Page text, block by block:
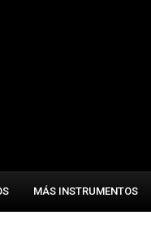
MÁS INSTRUMENTOS